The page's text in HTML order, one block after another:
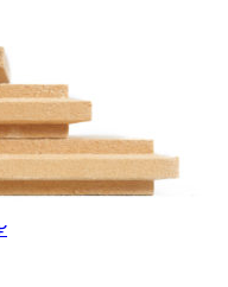
ДОМ
в Москве
в Краснодаре
в Сочи
Поиск